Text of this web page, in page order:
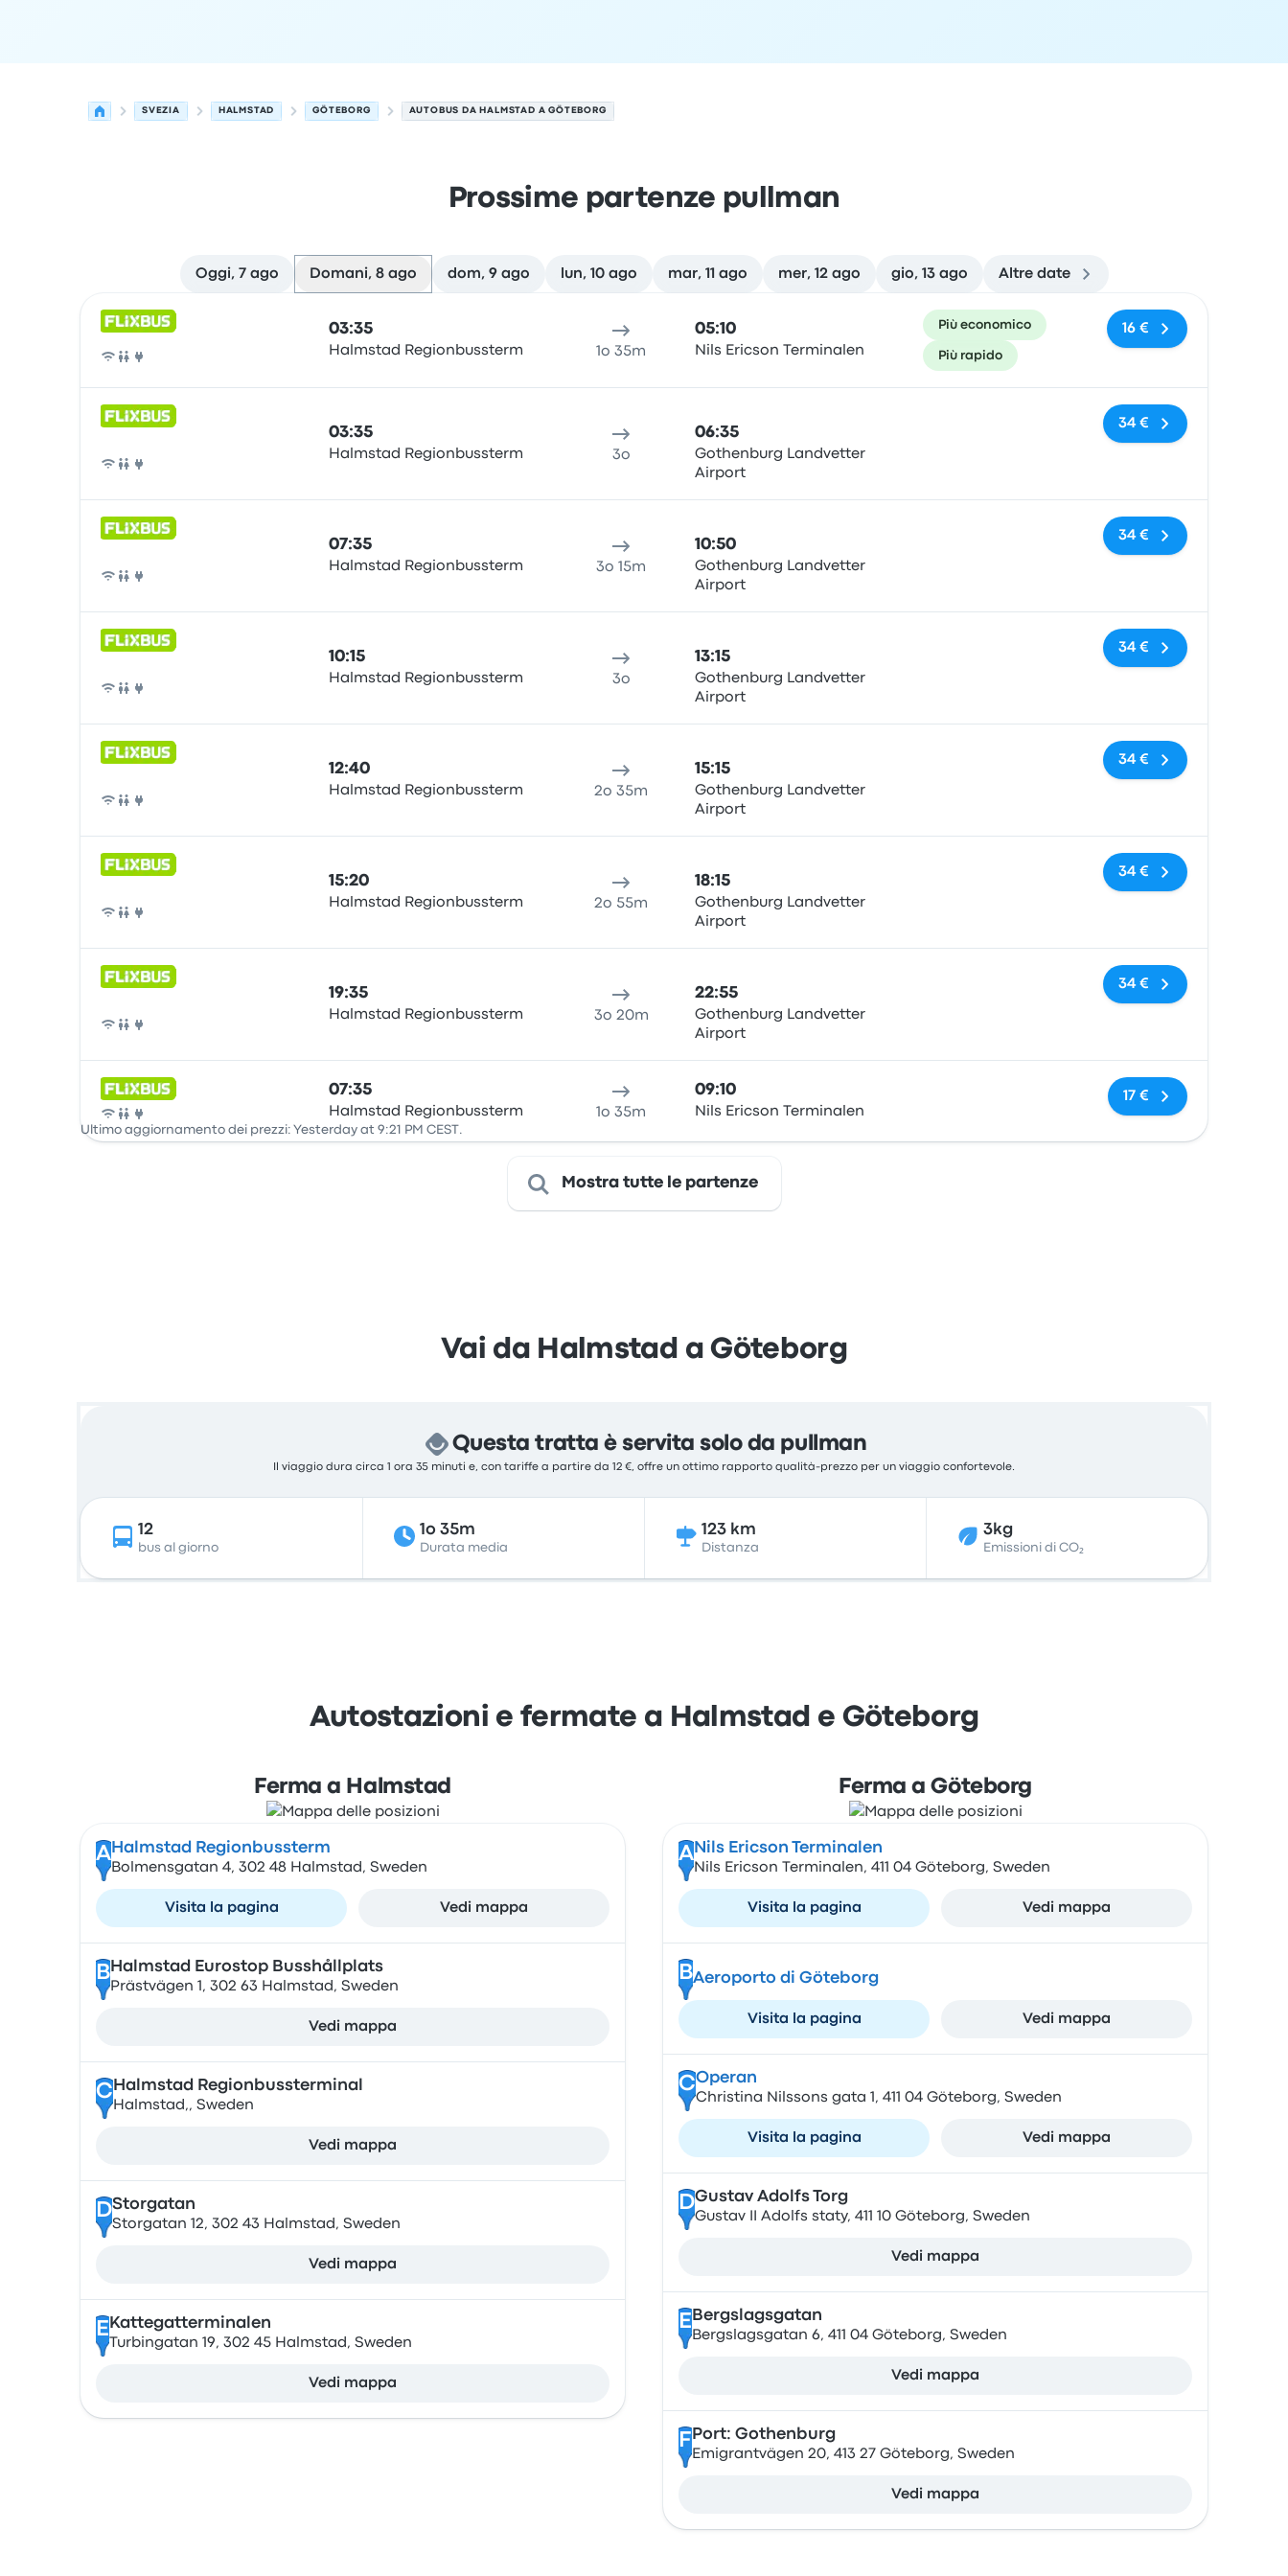
SVEZIA HALMSTAD GÖTEBORG AUTOBUS DA HALMSTAD A GÖTEBORG
Prossime partenze pullman
Oggi, 7 ago Domani, 8 ago dom, 9 ago lun, 10 ago mar, 11 ago mer, 12 ago gio, 13 ago Altre date
Pullman
03:35
Halmstad Regionbussterm 1o 35m
05:10
Nils Ericson Terminalen
Più economico
Più rapido
16 €
Pullman
03:35
Halmstad Regionbussterm 3o
06:35
Gothenburg Landvetter
Airport
Nessun tag
34 €
Pullman
07:35
Halmstad Regionbussterm 3o 15m
10:50
Gothenburg Landvetter
Airport
Nessun tag
34 €
Pullman
10:15
Halmstad Regionbussterm 3o
13:15
Gothenburg Landvetter
Airport
Nessun tag
34 €
Pullman
12:40
Halmstad Regionbussterm 2o 35m
15:15
Gothenburg Landvetter
Airport
Nessun tag
34 €
Pullman
15:20
Halmstad Regionbussterm 2o 55m
18:15
Gothenburg Landvetter
Airport
Nessun tag
34 €
Pullman
19:35
Halmstad Regionbussterm 3o 20m
22:55
Gothenburg Landvetter
Airport
Nessun tag
34 €
Pullman
07:35
Halmstad Regionbussterm 1o 35m
09:10
Nils Ericson Terminalen
Nessun tag
17 €
Ultimo aggiornamento dei prezzi: Yesterday at 9:21 PM CEST.
Mostra tutte le partenze
Vai da Halmstad a Göteborg
Questa tratta è servita solo da pullman
Il viaggio dura circa 1 ora 35 minuti e, con tariffe a partire da 12 €, offre un ottimo rapporto qualità-prezzo per un viaggio confortevole.
12
bus al giorno
1o 35m
Durata media
123 km
Distanza
3kg
Emissioni di CO₂
Autostazioni e fermate a Halmstad e Göteborg
Ferma a Halmstad
A Halmstad Regionbussterm
Bolmensgatan 4, 302 48 Halmstad, Sweden
Visita la pagina Vedi mappa
B Halmstad Eurostop Busshållplats
Prästvägen 1, 302 63 Halmstad, Sweden
Vedi mappa
CHalmstad Regionbussterminal
Halmstad,, Sweden
Vedi mappa
DStorgatan
Storgatan 12, 302 43 Halmstad, Sweden
Vedi mappa
E Kattegatterminalen
Turbingatan 19, 302 45 Halmstad, Sweden
Vedi mappa
Ferma a Göteborg
A Nils Ericson Terminalen
Nils Ericson Terminalen, 411 04 Göteborg, Sweden
Visita la pagina Vedi mappa
BAeroporto di Göteborg
Visita la pagina Vedi mappa
COperan
Christina Nilssons gata 1, 411 04 Göteborg, Sweden
Visita la pagina Vedi mappa
DGustav Adolfs Torg
Gustav II Adolfs staty, 411 10 Göteborg, Sweden
Vedi mappa
E Bergslagsgatan
Bergslagsgatan 6, 411 04 Göteborg, Sweden
Vedi mappa
F Port: Gothenburg
Emigrantvägen 20, 413 27 Göteborg, Sweden
Vedi mappa